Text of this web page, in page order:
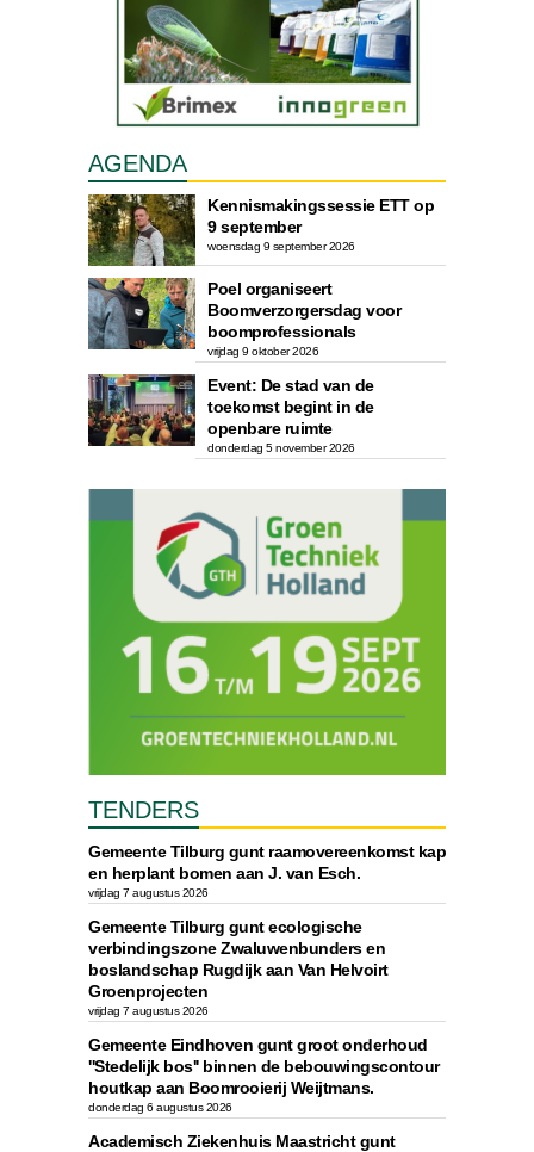
AGENDA
Kennismakingssessie ETT op
9 september
woensdag 9 september 2026
Poel organiseert
Boomverzorgersdag voor
boomprofessionals
vrijdag 9 oktober 2026
Event: De stad van de
toekomst begint in de
openbare ruimte
donderdag 5 november 2026
TENDERS
Gemeente Tilburg gunt raamovereenkomst kap
en herplant bomen aan J. van Esch.
vrijdag 7 augustus 2026
Gemeente Tilburg gunt ecologische
verbindingszone Zwaluwenbunders en
boslandschap Rugdijk aan Van Helvoirt
Groenprojecten
vrijdag 7 augustus 2026
Gemeente Eindhoven gunt groot onderhoud
''Stedelijk bos'' binnen de bebouwingscontour
houtkap aan Boomrooierij Weijtmans.
donderdag 6 augustus 2026
Academisch Ziekenhuis Maastricht gunt